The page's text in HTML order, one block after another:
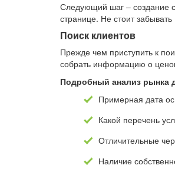
Следующий шаг – создание
странице. Не стоит
Поиск клиентов
Прежде чем приступить к
собрать информацию о
Подробный анализ рынка
Примерная дата
Какой перечень
Отличительные
Наличие